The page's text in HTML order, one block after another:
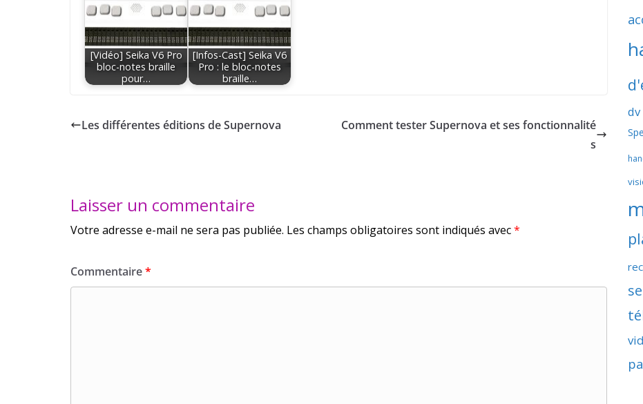
[Vidéo] Seika V6 Pro
bloc-notes braille
pour…
[Infos-Cast] Seika V6
Pro : le bloc-notes
braille…
Les différentes éditions de Supernova
Comment tester Supernova et ses fonctionnalité
s
Laisser un commentaire
Votre adresse e-mail ne sera pas publiée. Les champs obligatoires sont indiqués avec*
Commentaire*
dv